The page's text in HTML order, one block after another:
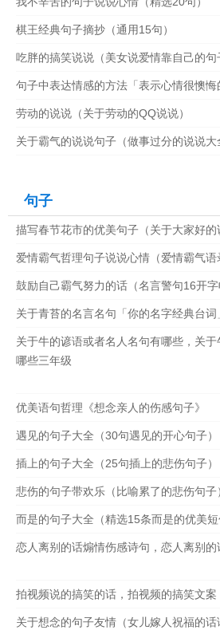
棋王经典句子摘抄（通用15句）
吃胖的搞笑说说（美女说爱情靠自己的句
句子中表达情感的方法「表示心情很懊悔
劳动的说说（关于劳动的QQ说说）
关于霸气的说说句子（做事过分的说说大
句子
描写春节花市的优美句子（关于大家好的
爱情霸气哲理句子说说心情（爱情霸气语
鼓励自己霸气努力的话（名言警句16开字
关于青苔的名言名句「你的名字经典台词
关于牛的谚语或者名人名句有哪些，关
哪些三年级
优美语句哲理《想念亲人的伤感句子》
遇见的句子大全（30句遇见的开心句子）
插上的句子大全（25句插上的悲伤句子）
悲伤的句子带欢乐（比喻累了的悲伤句子
而是的句子大全（精选15条而是的优美短
恋人离别的话煽情伤感诗句，恋人离别
拍视频说的搞笑的话，拍视频的搞笑文案
关于想念的句子友情（女儿嫁人祝福的话